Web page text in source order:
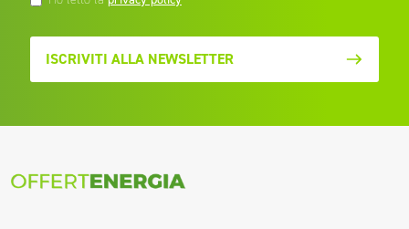
ISCRIVITI ALLA NEWSLETTER